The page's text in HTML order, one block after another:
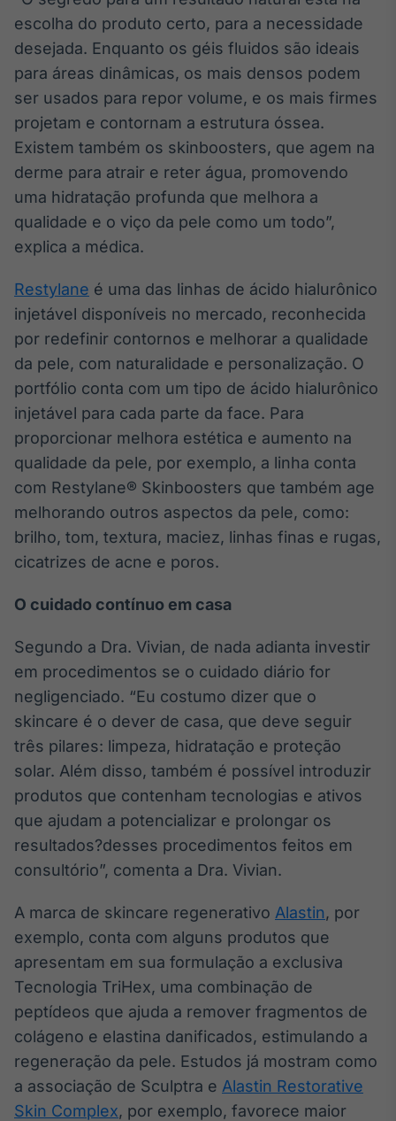
Tokenização
de ativos
Em breve
Crédito
Em breve
escolha do produto certo, para a necessidade
desejada. Enquanto os géis fluidos são ideais
para áreas dinâmicas, os mais densos podem
ser usados para repor volume, e os mais firmes
projetam e contornam a estrutura óssea.
Existem também os skinboosters, que agem na
derme para atrair e reter água, promovendo
uma hidratação profunda que melhora a
qualidade e o viço da pele como um todo”,
explica a médica.
Restylane é uma das linhas de ácido hialurônico
injetável disponíveis no mercado, reconhecida
por redefinir contornos e melhorar a qualidade
da pele, com naturalidade e personalização. O
portfólio conta com um tipo de ácido hialurônico
injetável para cada parte da face. Para
proporcionar melhora estética e aumento na
qualidade da pele, por exemplo, a linha conta
com Restylane® Skinboosters que também age
melhorando outros aspectos da pele, como:
brilho, tom, textura, maciez, linhas finas e rugas,
cicatrizes de acne e poros.
O cuidado contínuo em casa
Segundo a Dra. Vivian, de nada adianta investir
em procedimentos se o cuidado diário for
negligenciado. “Eu costumo dizer que o
skincare é o dever de casa, que deve seguir
três pilares: limpeza, hidratação e proteção
solar. Além disso, também é possível introduzir
produtos que contenham tecnologias e ativos
que ajudam a potencializar e prolongar os
resultados?desses procedimentos feitos em
consultório”, comenta a Dra. Vivian.
A marca de skincare regenerativo Alastin, por
exemplo, conta com alguns produtos que
apresentam em sua formulação a exclusiva
Tecnologia TriHex, uma combinação de
peptídeos que ajuda a remover fragmentos de
colágeno e elastina danificados, estimulando a
regeneração da pele. Estudos já mostram como
a associação de Sculptra e Alastin Restorative
Skin Complex, por exemplo, favorece maior